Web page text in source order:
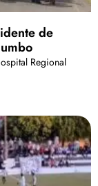
de
Regional